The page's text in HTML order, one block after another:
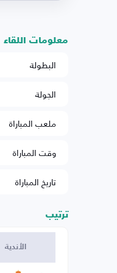
معلومات اللقاء
البطولة
الجولة
ملعب المباراة
وقت المباراة
تاريخ المباراة
ترتيب
الأندية